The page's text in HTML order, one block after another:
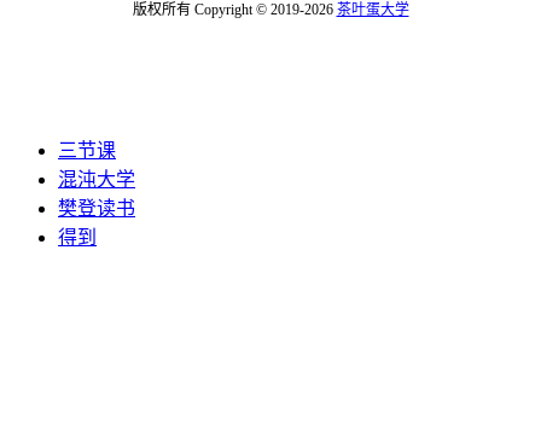
版权所有 Copyright © 2019-2026 茶叶蛋大学
三节课
混沌大学
樊登读书
得到